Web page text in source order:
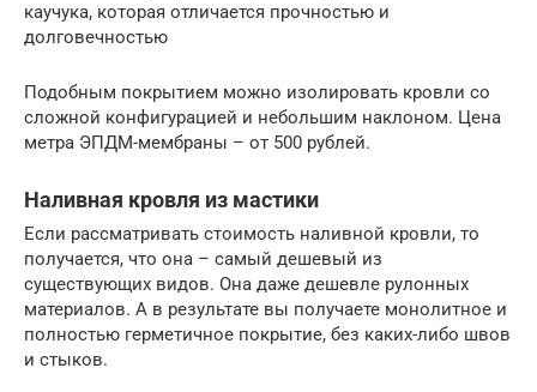
каучука, которая отличается прочностью и
долговечностью
Подобным покрытием можно изолировать кровли со
сложной конфигурацией и небольшим наклоном. Цена
метра ЭПДМ-мембраны – от 500 рублей.
Наливная кровля из мастики
Если рассматривать стоимость наливной кровли, то
получается, что она – самый дешевый из
существующих видов. Она даже дешевле рулонных
материалов. А в результате вы получаете монолитное и
полностью герметичное покрытие, без каких-либо швов
и стыков.